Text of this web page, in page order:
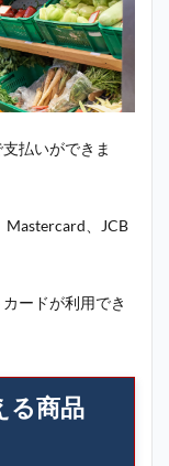
払いができま
Mastercard、JCB
ードが利用でき
る商品